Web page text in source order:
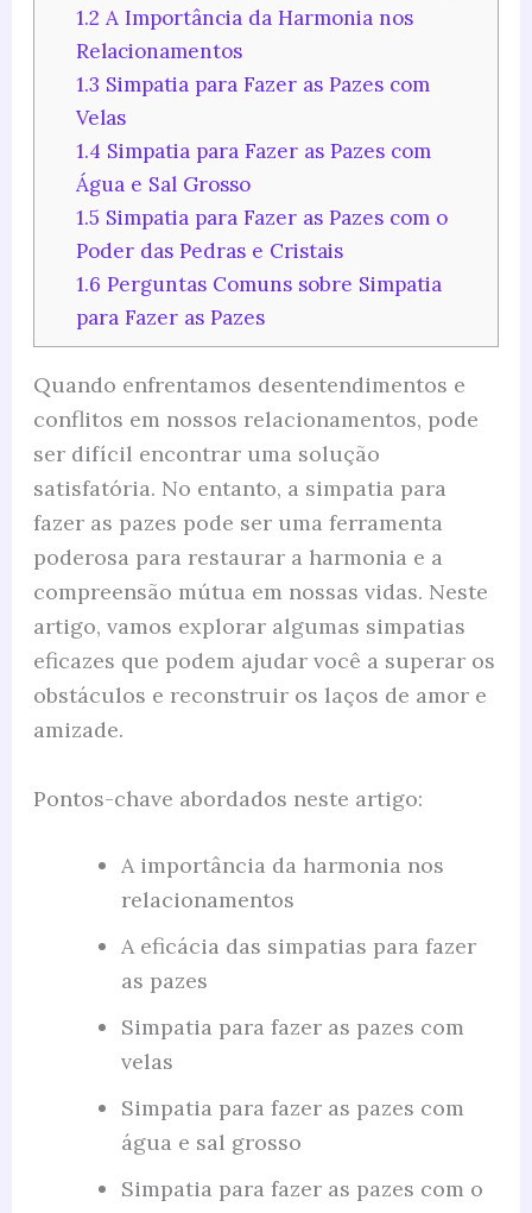
1.2 A Importância da Harmonia nos
Relacionamentos
1.3 Simpatia para Fazer as Pazes com
Velas
1.4 Simpatia para Fazer as Pazes com
Água e Sal Grosso
1.5 Simpatia para Fazer as Pazes com o
Poder das Pedras e Cristais
1.6 Perguntas Comuns sobre Simpatia
para Fazer as Pazes
Quando enfrentamos desentendimentos e
conflitos em nossos relacionamentos, pode
ser difícil encontrar uma solução
satisfatória. No entanto, a simpatia para
fazer as pazes pode ser uma ferramenta
poderosa para restaurar a harmonia e a
compreensão mútua em nossas vidas. Neste
artigo, vamos explorar algumas simpatias
eficazes que podem ajudar você a superar os
obstáculos e reconstruir os laços de amor e
amizade.
Pontos-chave abordados neste artigo:
A importância da harmonia nos
relacionamentos
A eficácia das simpatias para fazer
as pazes
Simpatia para fazer as pazes com
velas
Simpatia para fazer as pazes com
água e sal grosso
Simpatia para fazer as pazes com o